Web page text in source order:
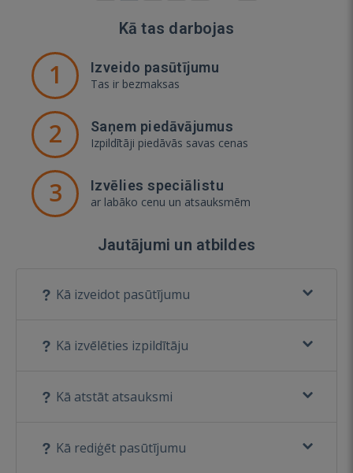
Kā tas darbojas
1 Izveido pasūtījumu
Tas ir bezmaksas
2 Saņem piedāvājumus
Izpildītāji piedāvās savas cenas
3 Izvēlies speciālistu
ar labāko cenu un atsauksmēm
Jautājumi un atbildes
Kā izveidot pasūtījumu
Kā izvēlēties izpildītāju
Kā atstāt atsauksmi
Kā rediģēt pasūtījumu